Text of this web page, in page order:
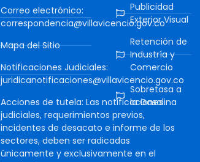
Correo electrónico:
correspondencia@villavicencio.gov.co
Mapa del Sitio
Notificaciones Judiciales:
juridicanotificaciones@villavicencio.gov.co
Acciones de tutela: Las notificaciones
judiciales, requerimientos previos,
incidentes de desacato e informe de los
sectores, deben ser radicadas
únicamente y exclusivamente en el
Publicidad
Exterior Visual
Retención de
Industría y
Comercio
Sobretasa a
la Gasolina